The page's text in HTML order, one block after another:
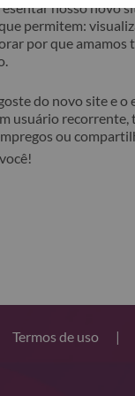
nosso novo
permitem:
por que
do novo site e
usuário
ou
Termos de uso |